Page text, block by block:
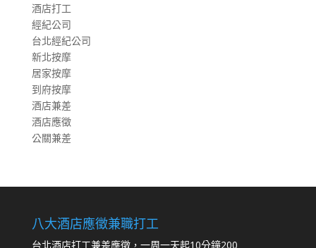
酒店打工
經紀公司
台北經紀公司
新北按摩
居家按摩
到府按摩
酒店兼差
酒店應徵
公關兼差
八大酒店應徵兼職打工
台北酒店打工兼差應徵，一周一天起10分鐘200